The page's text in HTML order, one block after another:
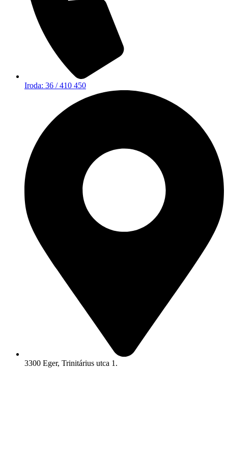
Iroda: 36 / 410 450
3300 Eger, Trinitárius utca 1.